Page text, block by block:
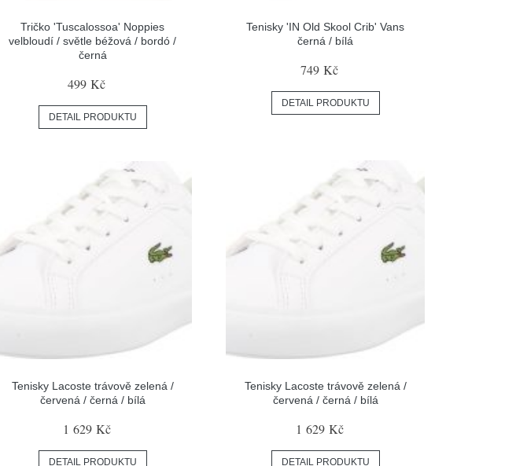
Tričko 'Tuscalossoa' Noppies
velbloudí / světle béžová / bordó /
černá
499 Kč
DETAIL PRODUKTU
Tenisky 'IN Old Skool Crib' Vans
černá / bílá
749 Kč
DETAIL PRODUKTU
Tenisky Lacoste trávově zelená /
červená / černá / bílá
1 629 Kč
DETAIL PRODUKTU
Tenisky Lacoste trávově zelená /
červená / černá / bílá
1 629 Kč
DETAIL PRODUKTU